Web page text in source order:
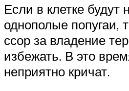
Если в клетке будут
однополые попугаи,
ссор за владение
избежать. В это
неприятно кричат.